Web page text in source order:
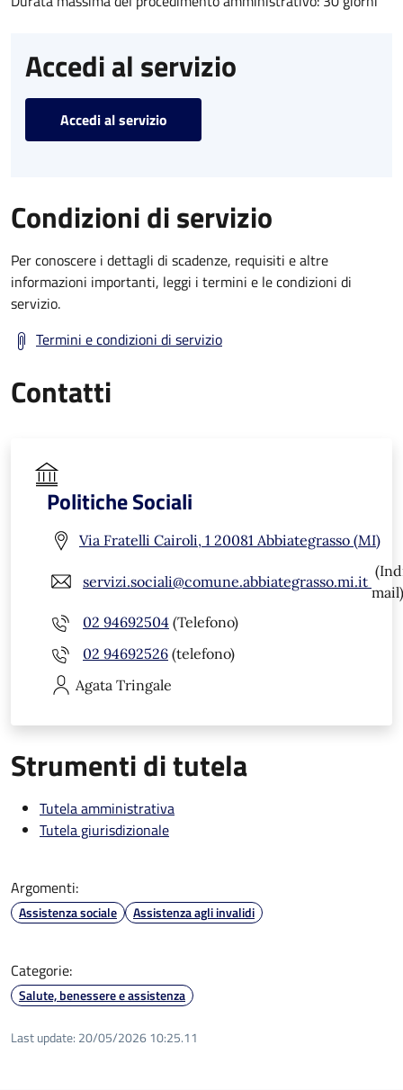
Accedi al servizio
Accedi al servizio
Condizioni di servizio
Per conoscere i dettagli di scadenze, requisiti e altre
informazioni importanti, leggi i termini e le condizioni di
servizio.
Termini e condizioni di servizio
Contatti
Politiche Sociali
Via Fratelli Cairoli, 1 20081 Abbiategrasso (MI)
servizi.sociali@comune.abbiategrasso.mi.it
mail)
02 94692504 (Telefono)
02 94692526 (telefono)
Agata Tringale
Strumenti di tutela
Tutela amministrativa
Tutela giurisdizionale
Argomenti:
Assistenza sociale Assistenza agli invalidi
Categorie:
Salute, benessere e assistenza
Last update: 20/05/2026 10:25.11